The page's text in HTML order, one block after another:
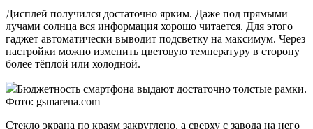
Дисплей получился достаточно ярким. Даже под прямыми
лучами солнца вся информация хорошо читается. Для этого
гаджет автоматически выводит подсветку на максимум. Через
настройки можно изменить цветовую температуру в сторону
более тёплой или холодной.
Бюджетность смартфона выдают достаточно толстые рамки.
Фото: gsmarena.com
Стекло экрана по краям закруглено, а сверху с завода на него